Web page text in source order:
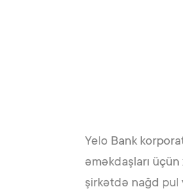
Yelo Bank
əməkdaşları
şirkətdə nağd pul